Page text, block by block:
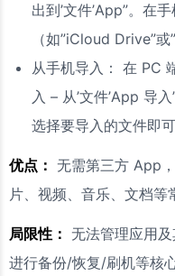
出到’文件’App”。在
（如”iCloud Drive”或
从手机导入： 在 PC
入 – 从’文件’App 导
选择要导入的文件即可
优点： 无需第三方 App
片、视频、音乐、文档等
局限性： 无法管理应用
进行备份/恢复/刷机等核